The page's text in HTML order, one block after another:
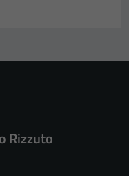
Rizzuto